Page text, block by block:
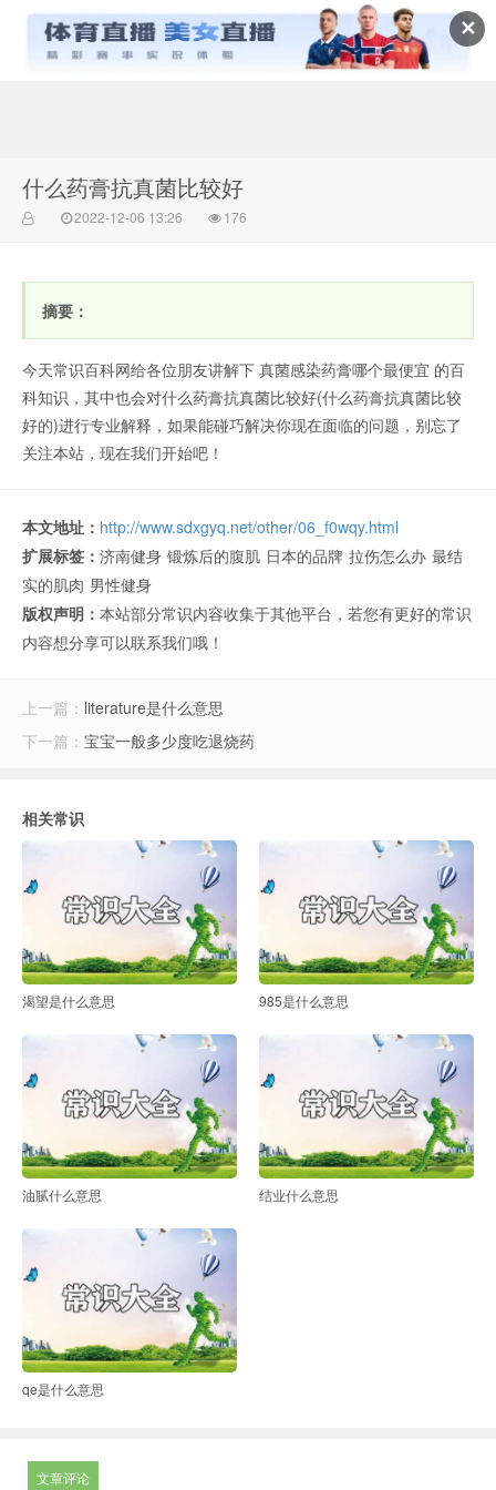
✕
什么药膏抗真菌比较好
2022-12-06 13:26 176
摘要：
今天常识百科网给各位朋友讲解下 真菌感染药膏哪个最便宜 的百
科知识，其中也会对什么药膏抗真菌比较好(什么药膏抗真菌比较
好的)进行专业解释，如果能碰巧解决你现在面临的问题，别忘了
关注本站，现在我们开始吧！
本文地址： http://www.sdxgyq.net/other/06_f0wqy.html
扩展标签： 济南健身 锻炼后的腹肌 日本的品牌 拉伤怎么办 最结
实的肌肉 男性健身
版权声明： 本站部分常识内容收集于其他平台，若您有更好的常识
内容想分享可以联系我们哦！
上一篇： literature是什么意思
下一篇： 宝宝一般多少度吃退烧药
相关常识
渴望是什么意思 985是什么意思
油腻什么意思 结业什么意思
qe是什么意思
文章评论